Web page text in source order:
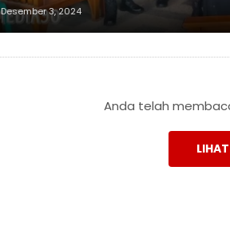
Desember 3, 2024
Anda telah